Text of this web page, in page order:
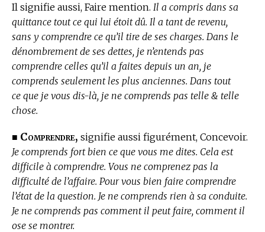
Il signifie aussi, Faire mention. Il a compris dans sa
quittance tout ce qui lui étoit dû. Il a tant de revenu,
sans y comprendre ce qu’il tire de ses charges. Dans le
dénombrement de ses dettes, je n’entends pas
comprendre celles qu’il a faites depuis un an, je
comprends seulement les plus anciennes. Dans tout
ce que je vous dis-là, je ne comprends pas telle & telle
chose.
■ Comprendre, signifie aussi figurément, Concevoir.
Je comprends fort bien ce que vous me dites. Cela est
difficile à comprendre. Vous ne comprenez pas la
difficulté de l’affaire. Pour vous bien faire comprendre
l’état de la question. Je ne comprends rien à sa conduite.
Je ne comprends pas comment il peut faire, comment il
ose se montrer.